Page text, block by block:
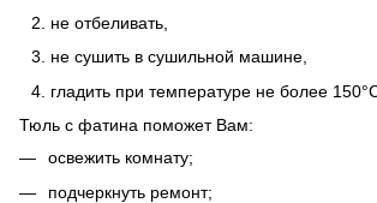
не отбеливать,
не сушить в сушильной машине,
гладить при температуре не более
Тюль с фатина поможет Вам:
освежить комнату;
подчеркнуть ремонт;